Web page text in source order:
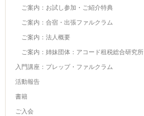
ご案内：お試し参加・ご紹介特典
ご案内：合宿・出張ファルクラム
ご案内：法人概要
ご案内：姉妹団体：アコード租税総合研究所
入門講座：プレップ・ファルクラム
活動報告
書籍
ご入会